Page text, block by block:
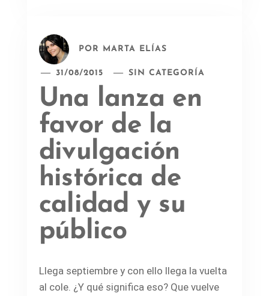
POR MARTA ELÍAS
31/08/2015 SIN CATEGORÍA
Una lanza en
favor de la
divulgación
histórica de
calidad y su
público
Llega septiembre y con ello llega la vuelta
al cole. ¿Y qué significa eso? Que vuelve